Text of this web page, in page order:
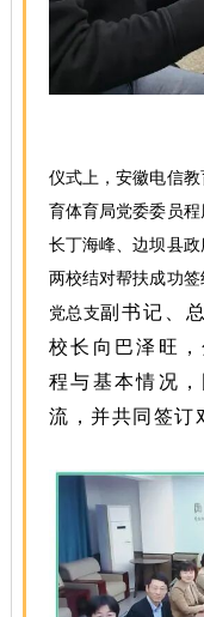
仪式上，安徽电信
育体育局党委委员
长丁海峰、边坝县
两校结对帮扶成功
党总支副书记、
校长向巴泽旺
程与基本情况
流，并共同签订